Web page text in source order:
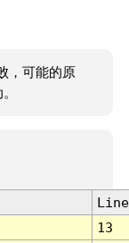
，可能的原
Line
13